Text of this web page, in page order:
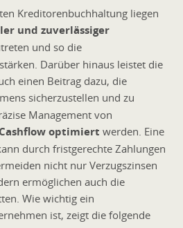
Kreditorenbuchhaltung liegen
und zuverlässiger
und so die
Darüber hinaus leistet die
einen Beitrag dazu, die
sicherzustellen und zu
Management von
Cashflow optimiert werden. Eine
durch fristgerechte Zahlungen
nicht nur Verzugszinsen
ermöglichen auch die
Wie wichtig ein
ist, zeigt die folgende